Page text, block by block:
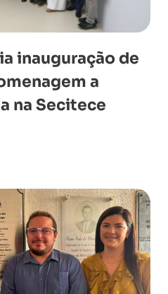
inauguração de
a
na Secitece